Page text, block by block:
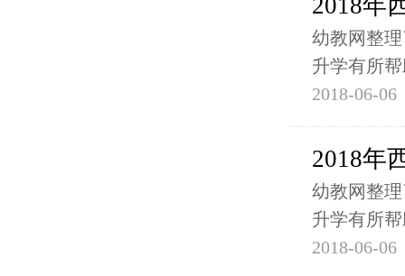
2018年
幼教网整
升学有所
2018-06-06
2018年
幼教网整
升学有所
2018-06-06